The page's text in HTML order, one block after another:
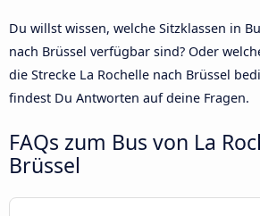
Du willst wissen, welche Sitzklassen in
nach Brüssel verfügbar sind? Oder
die Strecke La Rochelle nach Brüssel
findest Du Antworten auf deine Fragen.
FAQs zum Bus von La
Brüssel